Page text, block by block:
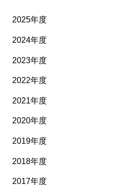
2025年度
2024年度
2023年度
2022年度
2021年度
2020年度
2019年度
2018年度
2017年度